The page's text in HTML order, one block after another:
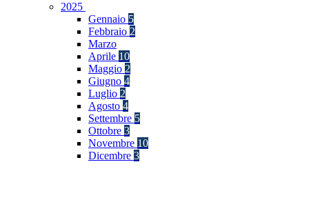
2025
Gennaio 5
Febbraio 2
Marzo
Aprile 10
Maggio 2
Giugno 4
Luglio 2
Agosto 4
Settembre 5
Ottobre 3
Novembre 10
Dicembre 3